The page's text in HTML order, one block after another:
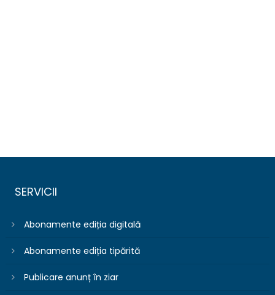
SERVICII
Abonamente ediția digitală
Abonamente ediția tipărită
Publicare anunț în ziar